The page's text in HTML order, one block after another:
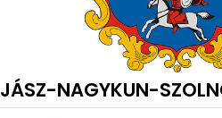
JÁSZ-NAGYKUN-